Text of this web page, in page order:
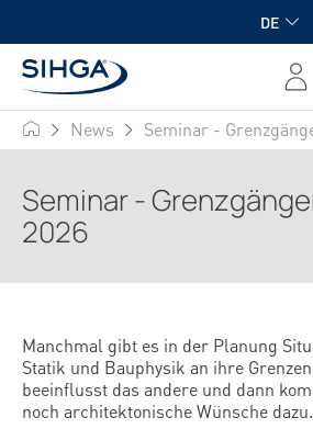
DE
SIHGA News Seminar -
Seminar -
2026
Manchmal gibt es in der Planung
Statik und Bauphysik an ihre
beeinflusst das andere und dann
noch architektonische Wünsche dazu.